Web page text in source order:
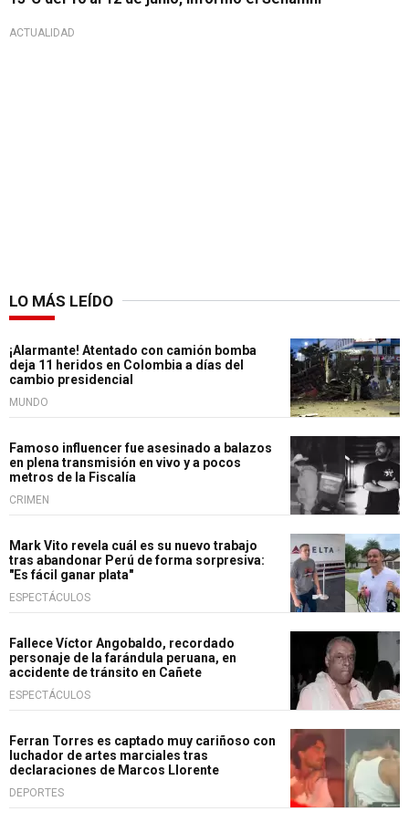
ACTUALIDAD
LO MÁS LEÍDO
¡Alarmante! Atentado con camión bomba
deja 11 heridos en Colombia a días del
cambio presidencial
MUNDO
Famoso influencer fue asesinado a balazos
en plena transmisión en vivo y a pocos
metros de la Fiscalía
CRIMEN
Mark Vito revela cuál es su nuevo trabajo
tras abandonar Perú de forma sorpresiva:
"Es fácil ganar plata"
ESPECTÁCULOS
Fallece Víctor Angobaldo, recordado
personaje de la farándula peruana, en
accidente de tránsito en Cañete
ESPECTÁCULOS
Ferran Torres es captado muy cariñoso con
luchador de artes marciales tras
declaraciones de Marcos Llorente
DEPORTES